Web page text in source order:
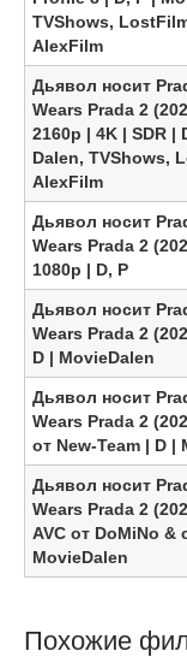
TVShows,
AlexFilm
Дьявол носит
Wears Prada 2
2160p | 4K | SDR |
Dalen, TVShows,
AlexFilm
Дьявол носит
Wears Prada 2
1080p | D, Р
Дьявол носит
Wears Prada 2
D | MovieDalen
Дьявол носит
Wears Prada 2
от New-Team | D |
Дьявол носит
Wears Prada 2
AVC от DoMiNo &
MovieDalen
Похожие